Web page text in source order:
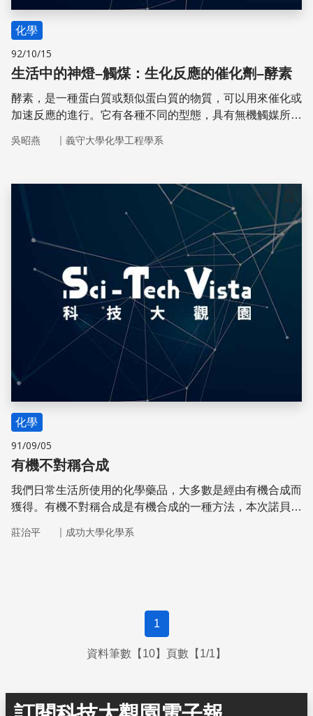
化學
92/10/15
生活中的神燈–觸煤：生化反應的催化劑–酵素
酵素，是一種蛋白質或類似蛋白質的物質，可以用來催化或
加速反應的進行。它有各種不同的型態，具有無機觸媒所沒
限量。
吳昭燕 ｜ 義守大學化學工程學系
儲存
化學
91/09/05
有機不對稱合成
我們日常生活所使用的化學藥品，大多數是經由有機合成而
獲得。有機不對稱合成是有機合成的一種方法，本次諾貝爾
特殊的貢獻而獲獎的。
莊治平 ｜ 成功大學化學系
1
資料筆數【10】頁數【1/1】